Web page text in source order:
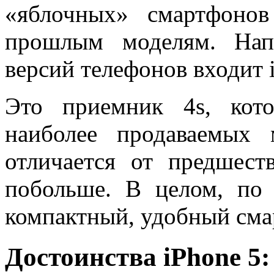
«яблочных»
прошлым моделям.
версий телефонов входит
Это приемник 4s,
наиболее
отличается от
побольше. В целом, по
компактный, удобный
Достоинства iPhone